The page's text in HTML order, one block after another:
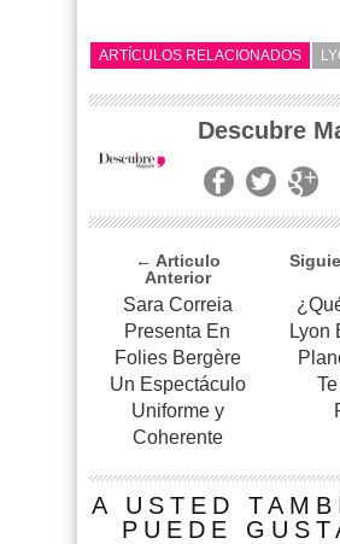
ARTÍCULOS RELACIONADOS
Descubre
← Articulo
Anterior
Sara Correia
Presenta En
Folies Bergère
Un Espectáculo
Uniforme y
Coherente
Lyon
A USTED
PUEDE